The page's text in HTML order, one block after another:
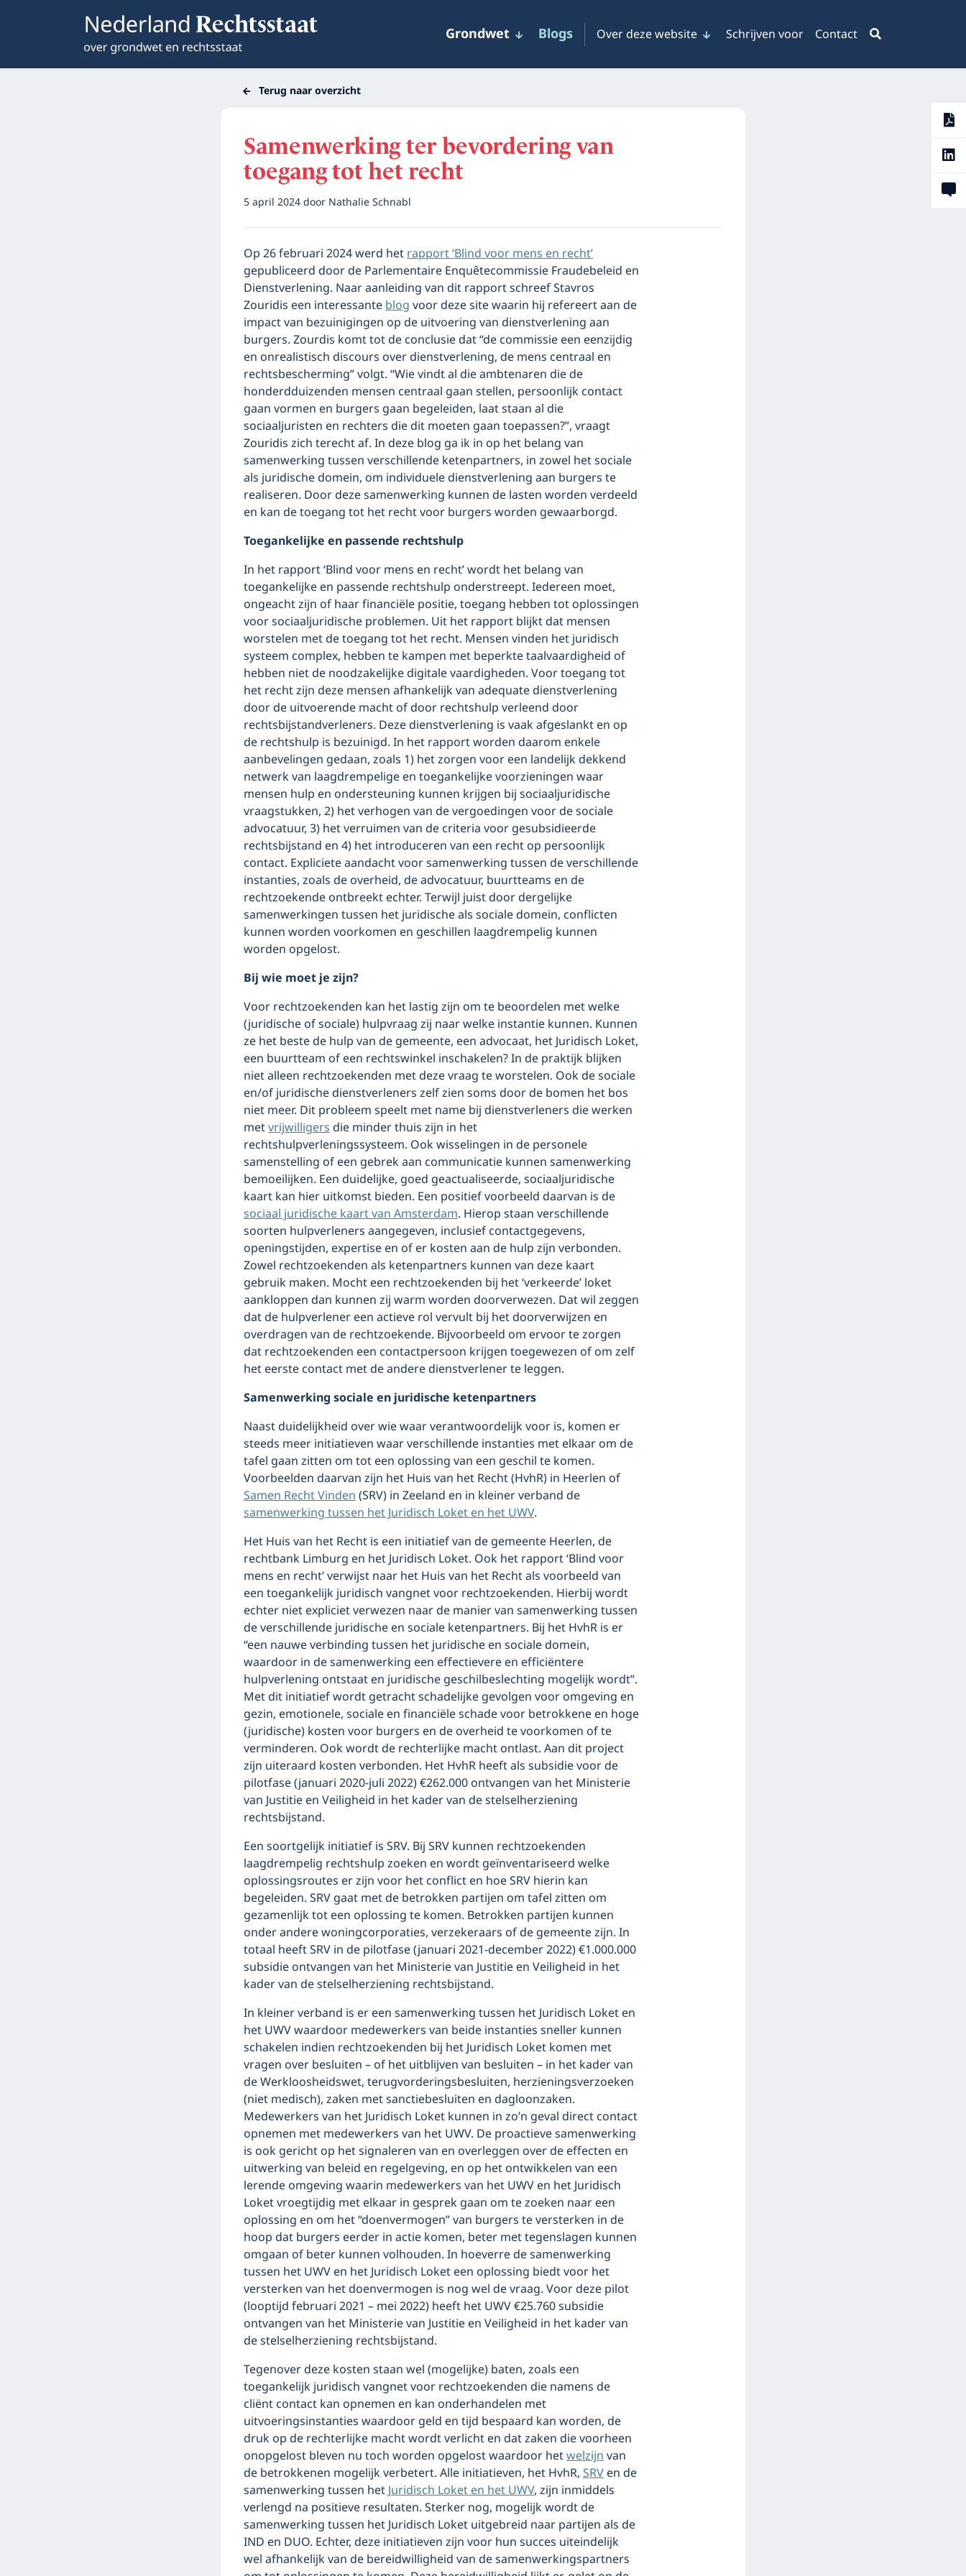
Grondwet Blogs Over deze website Schrijven voor Contact
Terug naar overzicht
Samenwerking ter bevordering van
toegang tot het recht
5 april 2024door Nathalie Schnabl
Op 26 februari 2024 werd hetrapport ‘Blind voor mens en recht’
gepubliceerd door de Parlementaire Enquêtecommissie Fraudebeleid en
Dienstverlening. Naar aanleiding van dit rapport schreef Stavros
Zouridis een interessanteblogvoor deze site waarin hij refereert aan de
impact van bezuinigingen op de uitvoering van dienstverlening aan
burgers. Zourdis komt tot de conclusie dat “de commissie een eenzijdig
en onrealistisch discours over dienstverlening, de mens centraal en
rechtsbescherming” volgt. “Wie vindt al die ambtenaren die de
honderdduizenden mensen centraal gaan stellen, persoonlijk contact
gaan vormen en burgers gaan begeleiden, laat staan al die
sociaaljuristen en rechters die dit moeten gaan toepassen?”, vraagt
Zouridis zich terecht af. In deze blog ga ik in op het belang van
samenwerking tussen verschillende ketenpartners, in zowel het sociale
als juridische domein, om individuele dienstverlening aan burgers te
realiseren. Door deze samenwerking kunnen de lasten worden verdeeld
en kan de toegang tot het recht voor burgers worden gewaarborgd.
Toegankelijke en passende rechtshulp
In het rapport ‘Blind voor mens en recht’ wordt het belang van
toegankelijke en passende rechtshulp onderstreept. Iedereen moet,
ongeacht zijn of haar financiële positie, toegang hebben tot oplossingen
voor sociaaljuridische problemen. Uit het rapport blijkt dat mensen
worstelen met de toegang tot het recht. Mensen vinden het juridisch
systeem complex, hebben te kampen met beperkte taalvaardigheid of
hebben niet de noodzakelijke digitale vaardigheden. Voor toegang tot
het recht zijn deze mensen afhankelijk van adequate dienstverlening
door de uitvoerende macht of door rechtshulp verleend door
rechtsbijstandverleners. Deze dienstverlening is vaak afgeslankt en op
de rechtshulp is bezuinigd. In het rapport worden daarom enkele
aanbevelingen gedaan, zoals 1) het zorgen voor een landelijk dekkend
netwerk van laagdrempelige en toegankelijke voorzieningen waar
mensen hulp en ondersteuning kunnen krijgen bij sociaaljuridische
vraagstukken, 2) het verhogen van de vergoedingen voor de sociale
advocatuur, 3) het verruimen van de criteria voor gesubsidieerde
rechtsbijstand en 4) het introduceren van een recht op persoonlijk
contact. Expliciete aandacht voor samenwerking tussen de verschillende
instanties, zoals de overheid, de advocatuur, buurtteams en de
rechtzoekende ontbreekt echter. Terwijl juist door dergelijke
samenwerkingen tussen het juridische als sociale domein, conflicten
kunnen worden voorkomen en geschillen laagdrempelig kunnen
worden opgelost.
Bij wie moet je zijn?
Voor rechtzoekenden kan het lastig zijn om te beoordelen met welke
(juridische of sociale) hulpvraag zij naar welke instantie kunnen. Kunnen
ze het beste de hulp van de gemeente, een advocaat, het Juridisch Loket,
een buurtteam of een rechtswinkel inschakelen? In de praktijk blijken
niet alleen rechtzoekenden met deze vraag te worstelen. Ook de sociale
en/of juridische dienstverleners zelf zien soms door de bomen het bos
niet meer. Dit probleem speelt met name bij dienstverleners die werken
metvrijwilligersdie minder thuis zijn in het
rechtshulpverleningssysteem. Ook wisselingen in de personele
samenstelling of een gebrek aan communicatie kunnen samenwerking
bemoeilijken. Een duidelijke, goed geactualiseerde, sociaaljuridische
kaart kan hier uitkomst bieden. Een positief voorbeeld daarvan is de
sociaal juridische kaart van Amsterdam. Hierop staan verschillende
soorten hulpverleners aangegeven, inclusief contactgegevens,
openingstijden, expertise en of er kosten aan de hulp zijn verbonden.
Zowel rechtzoekenden als ketenpartners kunnen van deze kaart
gebruik maken. Mocht een rechtzoekenden bij het ‘verkeerde’ loket
aankloppen dan kunnen zij warm worden doorverwezen. Dat wil zeggen
dat de hulpverlener een actieve rol vervult bij het doorverwijzen en
overdragen van de rechtzoekende. Bijvoorbeeld om ervoor te zorgen
dat rechtzoekenden een contactpersoon krijgen toegewezen of om zelf
het eerste contact met de andere dienstverlener te leggen.
Samenwerking sociale en juridische ketenpartners
Naast duidelijkheid over wie waar verantwoordelijk voor is, komen er
steeds meer initiatieven waar verschillende instanties met elkaar om de
tafel gaan zitten om tot een oplossing van een geschil te komen.
Voorbeelden daarvan zijn het Huis van het Recht (HvhR) in Heerlen of
Samen Recht Vinden(SRV) in Zeeland en in kleiner verband de
samenwerking tussen het Juridisch Loket en het UWV.
Het Huis van het Recht is een initiatief van de gemeente Heerlen, de
rechtbank Limburg en het Juridisch Loket. Ook het rapport ‘Blind voor
mens en recht’ verwijst naar het Huis van het Recht als voorbeeld van
een toegankelijk juridisch vangnet voor rechtzoekenden. Hierbij wordt
echter niet expliciet verwezen naar de manier van samenwerking tussen
de verschillende juridische en sociale ketenpartners. Bij het HvhR is er
“een nauwe verbinding tussen het juridische en sociale domein,
waardoor in de samenwerking een effectievere en efficiëntere
hulpverlening ontstaat en juridische geschilbeslechting mogelijk wordt”.
Met dit initiatief wordt getracht schadelijke gevolgen voor omgeving en
gezin, emotionele, sociale en financiële schade voor betrokkene en hoge
(juridische) kosten voor burgers en de overheid te voorkomen of te
verminderen. Ook wordt de rechterlijke macht ontlast. Aan dit project
zijn uiteraard kosten verbonden. Het HvhR heeft als subsidie voor de
pilotfase (januari 2020-juli 2022) €262.000 ontvangen van het Ministerie
van Justitie en Veiligheid in het kader van de stelselherziening
rechtsbijstand.
Een soortgelijk initiatief is SRV. Bij SRV kunnen rechtzoekenden
laagdrempelig rechtshulp zoeken en wordt geïnventariseerd welke
oplossingsroutes er zijn voor het conflict en hoe SRV hierin kan
begeleiden. SRV gaat met de betrokken partijen om tafel zitten om
gezamenlijk tot een oplossing te komen. Betrokken partijen kunnen
onder andere woningcorporaties, verzekeraars of de gemeente zijn. In
totaal heeft SRV in de pilotfase (januari 2021-december 2022) €1.000.000
subsidie ontvangen van het Ministerie van Justitie en Veiligheid in het
kader van de stelselherziening rechtsbijstand.
In kleiner verband is er een samenwerking tussen het Juridisch Loket en
het UWV waardoor medewerkers van beide instanties sneller kunnen
schakelen indien rechtzoekenden bij het Juridisch Loket komen met
vragen over besluiten – of het uitblijven van besluiten – in het kader van
de Werkloosheidswet, terugvorderingsbesluiten, herzieningsverzoeken
(niet medisch), zaken met sanctiebesluiten en dagloonzaken.
Medewerkers van het Juridisch Loket kunnen in zo’n geval direct contact
opnemen met medewerkers van het UWV. De proactieve samenwerking
is ook gericht op het signaleren van en overleggen over de effecten en
uitwerking van beleid en regelgeving, en op het ontwikkelen van een
lerende omgeving waarin medewerkers van het UWV en het Juridisch
Loket vroegtijdig met elkaar in gesprek gaan om te zoeken naar een
oplossing en om het “doenvermogen” van burgers te versterken in de
hoop dat burgers eerder in actie komen, beter met tegenslagen kunnen
omgaan of beter kunnen volhouden. In hoeverre de samenwerking
tussen het UWV en het Juridisch Loket een oplossing biedt voor het
versterken van het doenvermogen is nog wel de vraag. Voor deze pilot
(looptijd februari 2021 – mei 2022) heeft het UWV €25.760 subsidie
ontvangen van het Ministerie van Justitie en Veiligheid in het kader van
de stelselherziening rechtsbijstand.
Tegenover deze kosten staan wel (mogelijke) baten, zoals een
toegankelijk juridisch vangnet voor rechtzoekenden die namens de
cliënt contact kan opnemen en kan onderhandelen met
uitvoeringsinstanties waardoor geld en tijd bespaard kan worden, de
druk op de rechterlijke macht wordt verlicht en dat zaken die voorheen
onopgelost bleven nu toch worden opgelost waardoor hetwelzijnvan
de betrokkenen mogelijk verbetert. Alle initiatieven, het HvhR,SRVen de
samenwerking tussen hetJuridisch Loket en het UWV, zijn inmiddels
verlengd na positieve resultaten. Sterker nog, mogelijk wordt de
samenwerking tussen het Juridisch Loket uitgebreid naar partijen als de
IND en DUO. Echter, deze initiatieven zijn voor hun succes uiteindelijk
wel afhankelijk van de bereidwilligheid van de samenwerkingspartners